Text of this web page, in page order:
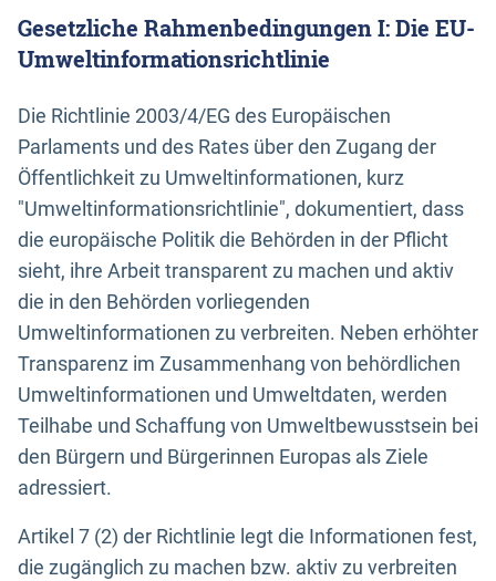
Gesetzliche Rahmenbedingungen I: Die EU-
Umweltinformationsrichtlinie
Die Richtlinie 2003/4/EG des Europäischen
Parlaments und des Rates über den Zugang der
Öffentlichkeit zu Umweltinformationen, kurz
"Umweltinformationsrichtlinie", dokumentiert, dass
die europäische Politik die Behörden in der Pflicht
sieht, ihre Arbeit transparent zu machen und aktiv
die in den Behörden vorliegenden
Umweltinformationen zu verbreiten. Neben erhöhter
Transparenz im Zusammenhang von behördlichen
Umweltinformationen und Umweltdaten, werden
Teilhabe und Schaffung von Umweltbewusstsein bei
den Bürgern und Bürgerinnen Europas als Ziele
adressiert.
Artikel 7 (2) der Richtlinie legt die Informationen fest,
die zugänglich zu machen bzw. aktiv zu verbreiten